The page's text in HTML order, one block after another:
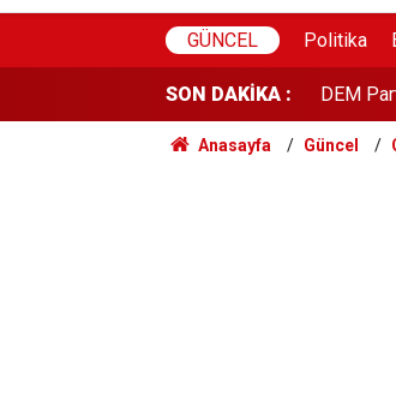
GÜNCEL Politika
SON DAKİKA :
DEM
Deniz
YENİ
Anasayfa Güncel